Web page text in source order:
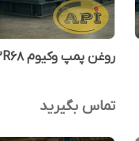
روغن پمپ وکیوم S2R68 یک لیتری
تماس بگیرید